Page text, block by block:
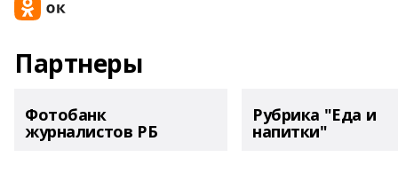
Партнеры
Фотобанк
журналистов РБ
Рубрика "Еда и
напитки"